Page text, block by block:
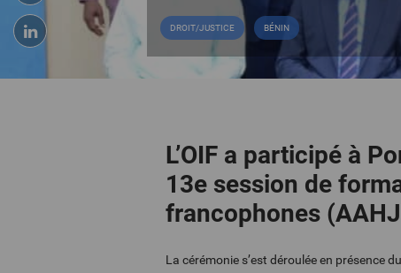
DROIT/JUSTICE BÉNIN
L’OIF a participé à
13e session de
francophones
La cérémonie s’est déroulée en présence